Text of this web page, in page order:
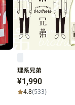
理系兄弟
¥1,990
4.8(533)